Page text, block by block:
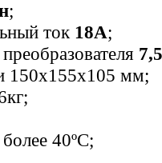
;
ток 18А;
150х155х105 мм;
40ºС;